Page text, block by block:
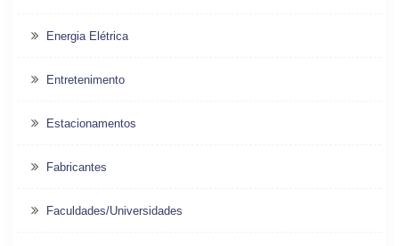
Energia Elétrica
Entretenimento
Estacionamentos
Fabricantes
Faculdades/Universidades